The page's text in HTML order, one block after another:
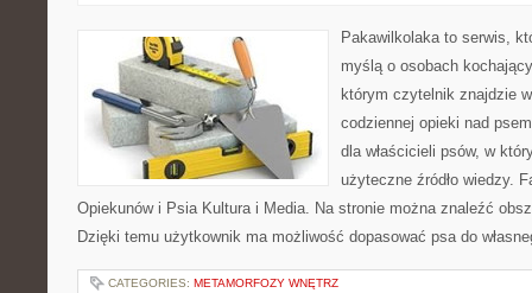
Pakawilkolaka to serwis,
myślą o osobach
którym czytelnik znajdzie
codziennej opieki nad
dla właścicieli psów, w
użyteczne źródło wiedzy.
Opiekunów i Psia Kultura i Media. Na stronie można znaleźć
Dzięki temu użytkownik ma możliwość dopasować psa do
CATEGORIES: METAMORFOZY WNĘTRZ